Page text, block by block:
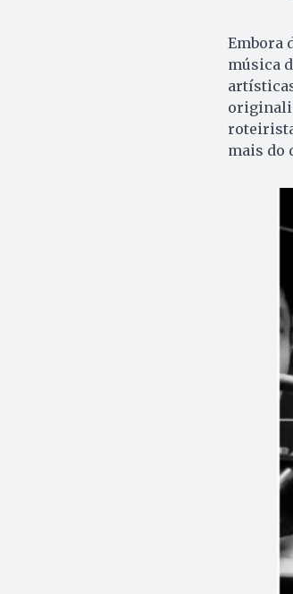
Embora
música
mais do